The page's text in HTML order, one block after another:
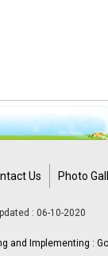
Us Photo
: 06-10-2020
and Implementing :